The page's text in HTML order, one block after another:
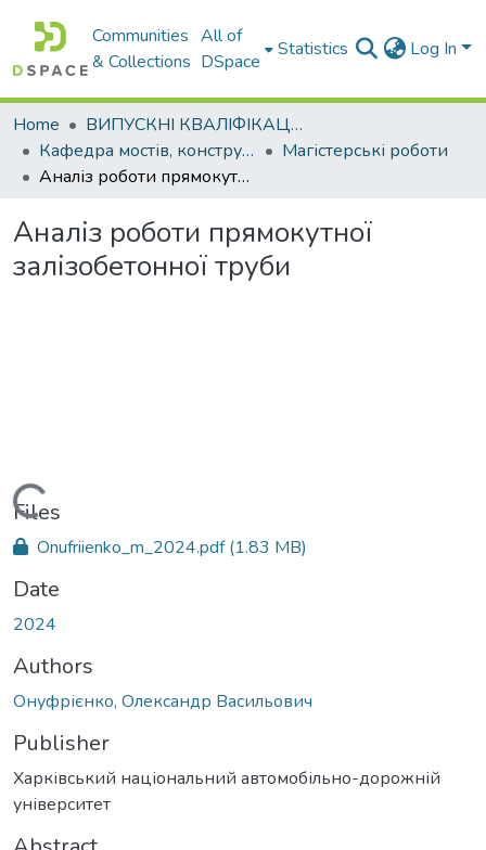
Communities
& Collections
All of
DSpace
Statistics Log In
Home
ВИПУСКНІ КВАЛІФІКАЦІЙНІ РОБОТИ
Кафедра мостів, конструкцій та будівельної механіки
Магістерські роботи
Аналіз роботи прямокутної залізобетонної труби
Аналіз роботи прямокутної
залізобетонної труби
Loading...
Files
Onufriienko_m_2024.pdf(1.83 MB)
Date
2024
Authors
Онуфрієнко, Олександр Васильович
Publisher
Харківський національний автомобільно-дорожній
університет